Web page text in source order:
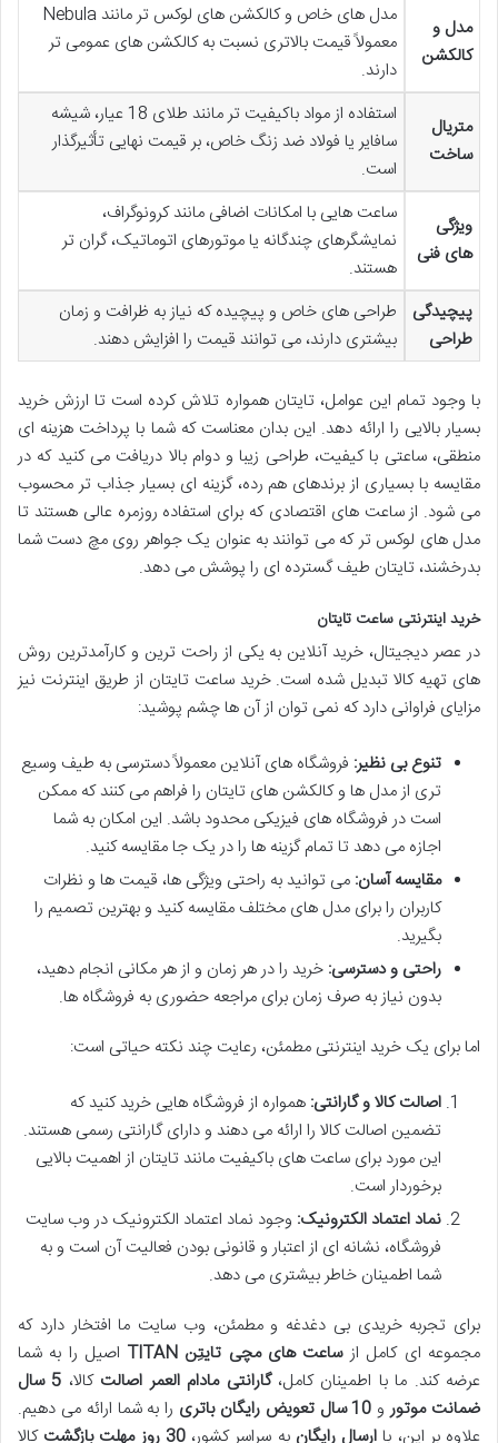
مدل و
کالکشن
مدل های خاص و کالکشن های لوکس تر مانند Nebula
معمولاً قیمت بالاتری نسبت به کالکشن های عمومی تر
دارند.
متریال
ساخت
استفاده از مواد باکیفیت تر مانند طلای 18 عیار، شیشه
سافایر یا فولاد ضد زنگ خاص، بر قیمت نهایی تأثیرگذار
است.
ویژگی
های فنی
ساعت هایی با امکانات اضافی مانند کرونوگراف،
نمایشگرهای چندگانه یا موتورهای اتوماتیک، گران تر
هستند.
پیچیدگی
طراحی
طراحی های خاص و پیچیده که نیاز به ظرافت و زمان
بیشتری دارند، می توانند قیمت را افزایش دهند.
با وجود تمام این عوامل، تایتان همواره تلاش کرده است تا ارزش خرید
بسیار بالایی را ارائه دهد. این بدان معناست که شما با پرداخت هزینه ای
منطقی، ساعتی با کیفیت، طراحی زیبا و دوام بالا دریافت می کنید که در
مقایسه با بسیاری از برندهای هم رده، گزینه ای بسیار جذاب تر محسوب
می شود. از ساعت های اقتصادی که برای استفاده روزمره عالی هستند تا
مدل های لوکس تر که می توانند به عنوان یک جواهر روی مچ دست شما
بدرخشند، تایتان طیف گسترده ای را پوشش می دهد.
خرید اینترنتی ساعت تایتان
در عصر دیجیتال، خرید آنلاین به یکی از راحت ترین و کارآمدترین روش
های تهیه کالا تبدیل شده است. خرید ساعت تایتان از طریق اینترنت نیز
مزایای فراوانی دارد که نمی توان از آن ها چشم پوشید:
تنوع بی نظیر: فروشگاه های آنلاین معمولاً دسترسی به طیف وسیع
تری از مدل ها و کالکشن های تایتان را فراهم می کنند که ممکن
است در فروشگاه های فیزیکی محدود باشد. این امکان به شما
اجازه می دهد تا تمام گزینه ها را در یک جا مقایسه کنید.
مقایسه آسان: می توانید به راحتی ویژگی ها، قیمت ها و نظرات
کاربران را برای مدل های مختلف مقایسه کنید و بهترین تصمیم را
بگیرید.
راحتی و دسترسی: خرید را در هر زمان و از هر مکانی انجام دهید،
بدون نیاز به صرف زمان برای مراجعه حضوری به فروشگاه ها.
اما برای یک خرید اینترنتی مطمئن، رعایت چند نکته حیاتی است:
اصالت کالا و گارانتی: همواره از فروشگاه هایی خرید کنید که
تضمین اصالت کالا را ارائه می دهند و دارای گارانتی رسمی هستند.
این مورد برای ساعت های باکیفیت مانند تایتان از اهمیت بالایی
برخوردار است.
نماد اعتماد الکترونیک: وجود نماد اعتماد الکترونیک در وب سایت
فروشگاه، نشانه ای از اعتبار و قانونی بودن فعالیت آن است و به
شما اطمینان خاطر بیشتری می دهد.
برای تجربه خریدی بی دغدغه و مطمئن، وب سایت ما افتخار دارد که
مجموعه ای کامل ازساعت های مچی تایتِن TITAN
اصیل را به شما
عرضه کند. ما با اطمینان کامل،گارانتی مادام العمر اصالت کالا،
5 سال
ضمانت موتورو 10 سال تعویض رایگان باتری
را به شما ارائه می دهیم.
علاوه بر این، با ارسال رایگان به سراسر کشور،30 روز مهلت بازگشت
کالا